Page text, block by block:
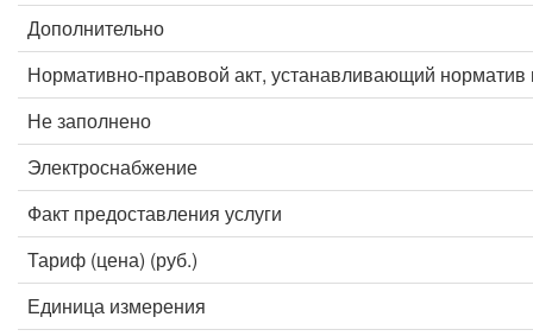
Дополнительно
Нормативно-правовой акт, устанавливающий норматив
Не заполнено
Электроснабжение
Факт предоставления услуги
Тариф (цена) (руб.)
Единица измерения